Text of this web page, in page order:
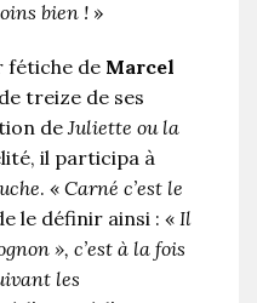
bien ! »
fétiche de Marcel
treize de ses
de Juliette ou la
il participa à
. « Carné c’est le
le définir ainsi : « Il
», c’est à la fois
les